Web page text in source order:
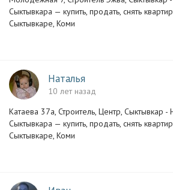
Сыктывкара — купить, продать, снять
Сыктывкаре, Коми
Наталья
10 лет назад
Катаева 37а, Строитель, Центр, Сыктывкар
Сыктывкара — купить, продать, снять
Сыктывкаре, Коми